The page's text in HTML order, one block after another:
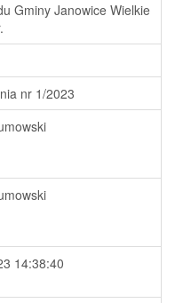
Gminy Janowice Wielkie
nr 1/2023
14:38:40